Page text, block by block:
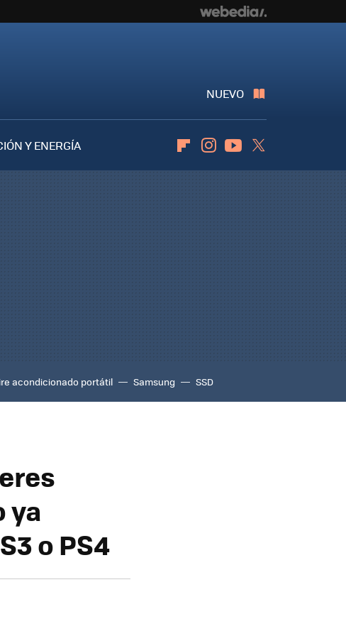
NUEVO
Y ENERGÍA
FlipboardInstagramYoutube
acondicionado portátil Samsung SSD
ya
o PS4